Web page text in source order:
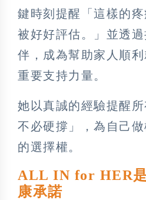
鍵時刻提醒「這樣的
被好好評估。」並透
伴，成為幫助家人順
重要支持力量。
她以真誠的經驗提醒
不必硬撐」，為自己
的選擇權。
ALL IN for HER
康承諾